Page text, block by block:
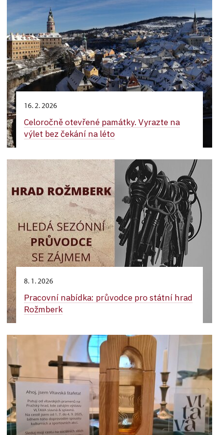
16. 2. 2026
Celoročně otevřené památky. Vyrazte na
výlet bez čekání na léto
8. 1. 2026
Pracovní nabídka: průvodce pro státní hrad
Rožmberk